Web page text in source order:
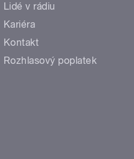
Lidé v rádiu
Kariéra
Kontakt
Rozhlasový poplatek